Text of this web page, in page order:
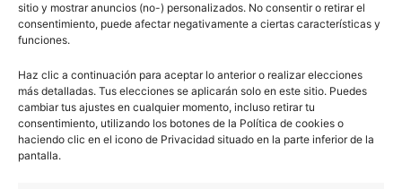
sitio y mostrar anuncios (no-) personalizados. No consentir o retirar el
consentimiento, puede afectar negativamente a ciertas características y
funciones.
Haz clic a continuación para aceptar lo anterior o realizar elecciones
más detalladas. Tus elecciones se aplicarán solo en este sitio. Puedes
cambiar tus ajustes en cualquier momento, incluso retirar tu
consentimiento, utilizando los botones de la Política de cookies o
haciendo clic en el icono de Privacidad situado en la parte inferior de la
pantalla.